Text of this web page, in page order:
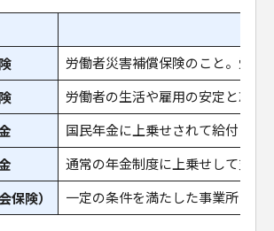
労働者災害補償保険のこと。労災
労働者の生活や雇用の安定と就職
国民年金に上乗せされて給付され
通常の年金制度に上乗せして支給
保険）
一定の条件を満たした事業所とそ